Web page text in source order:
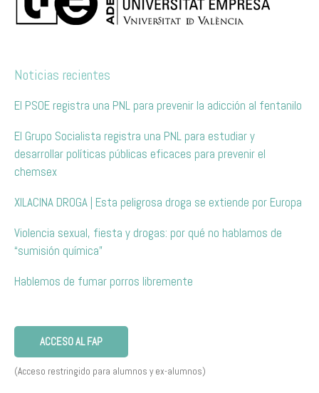
Noticias recientes
El PSOE registra una PNL para prevenir la adicción al fentanilo
El Grupo Socialista registra una PNL para estudiar y
desarrollar políticas públicas eficaces para prevenir el
chemsex
XILACINA DROGA | Esta peligrosa droga se extiende por Europa
Violencia sexual, fiesta y drogas: por qué no hablamos de
“sumisión química”
Hablemos de fumar porros libremente
ACCESO AL FAP
(Acceso restringido para alumnos y ex-alumnos)